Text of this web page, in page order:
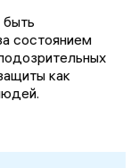
состоянием
как